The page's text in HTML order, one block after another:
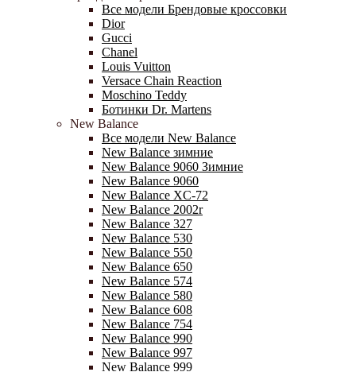
Все модели Брендовые кроссовки
Dior
Gucci
Chanel
Louis Vuitton
Versace Chain Reaction
Moschino Teddy
Ботинки Dr. Martens
New Balance
Все модели New Balance
New Balance зимние
New Balance 9060 Зимние
New Balance 9060
New Balance XC-72
New Balance 2002r
New Balance 327
New Balance 530
New Balance 550
New Balance 650
New Balance 574
New Balance 580
New Balance 608
New Balance 754
New Balance 990
New Balance 997
New Balance 999